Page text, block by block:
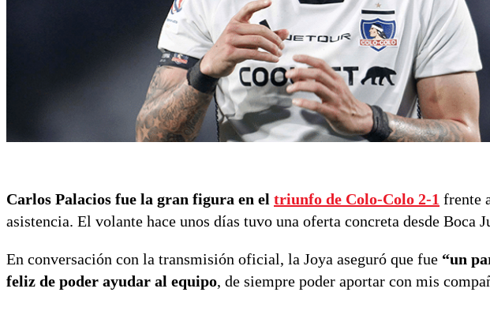
Carlos Palacios fue la gran figura en el triunfo de Colo-Colo 2-1 frente
asistencia. El volante hace unos días tuvo una oferta concreta desde Boca
En conversación con la transmisión oficial, la Joya aseguró que fue “un
feliz de poder ayudar al equipo, de siempre poder aportar con mis